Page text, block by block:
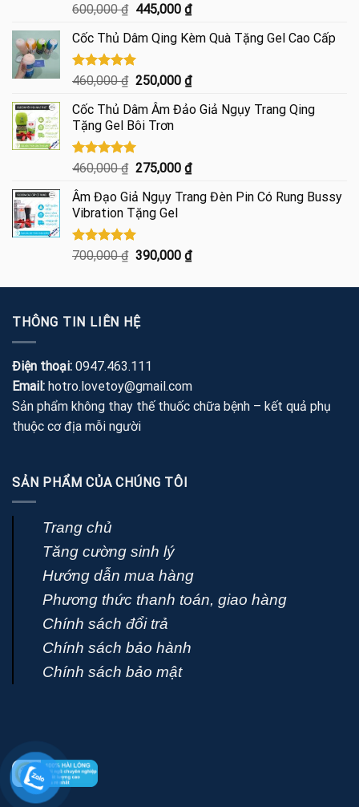
Được xếp
4.85
5 sao
600,000₫ Giá
là:
600,000 ₫.
445,000 ₫Giá
tại
445,000 ₫.
Cốc Thủ Dâm Qing Kèm Quà Tặng Gel Cao Cấp
Được xếp
5.00
5 sao
460,000₫ Giá
là:
460,000 ₫.
250,000 ₫Giá
tại
Cốc Thủ Dâm Âm Đảo Giả Ngụy Trang Qing
Tặng Gel Bôi Trơn
Được xếp
5.00
5 sao
460,000₫ Giá
là:
460,000 ₫.
275,000 ₫Giá
tại
Âm Đạo Giả Ngụy Trang Đèn Pin Có Rung Bussy
Vibration Tặng Gel
Được xếp
5.00
700,000₫ Giá
là:
390,000 ₫Giá
tại
THÔNG TIN LIÊN HỆ
Điện thoại: 0947.463.111
Email: hotro.lovetoy@gmail.com
Sản phẩm không thay thế thuốc chữa bệnh – kết quả phụ
thuộc cơ địa mỗi người
SẢN PHẨM CỦA CHÚNG TÔI
Trang chủ
Tăng cường sinh lý
Hướng dẫn mua hàng
Phương thức thanh toán, giao hàng
Chính sách đổi trả
Chính sách bảo hành
Chính sách bảo mật